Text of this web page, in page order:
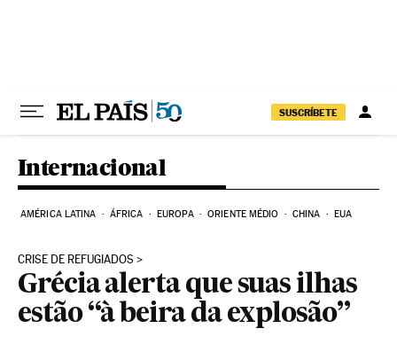
SUSCRÍBETE
Internacional
AMÉRICA LATINA ÁFRICA EUROPA ORIENTE MÉDIO CHINA EUA
CRISE DE REFUGIADOS
Grécia alerta que suas ilhas
estão “à beira da explosão”